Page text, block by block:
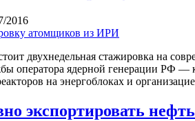
2016
двухнедельная стажировка на
оператора ядерной генерации РФ
на энергоблоках и
экспортировать